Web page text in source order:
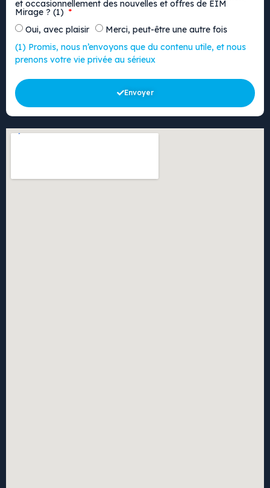
et occasionnellement des nouvelles et offres de EIM
Mirage ? (1)
Oui, avec plaisir
Merci, peut-être une autre fois
(1) Promis, nous n’envoyons que du contenu utile, et nous
prenons votre vie privée au sérieux
Envoyer